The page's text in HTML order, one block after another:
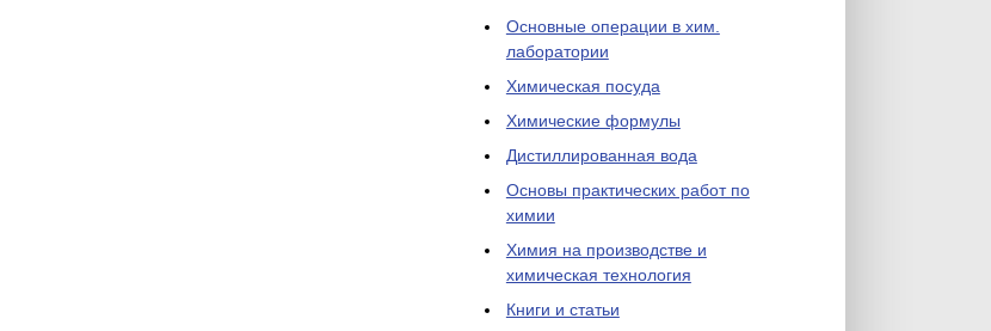
Основные операции в хим.
лаборатории
Химическая посуда
Химические формулы
Дистиллированная вода
Основы практических работ по
химии
Химия на производстве и
химическая технология
Книги и статьи